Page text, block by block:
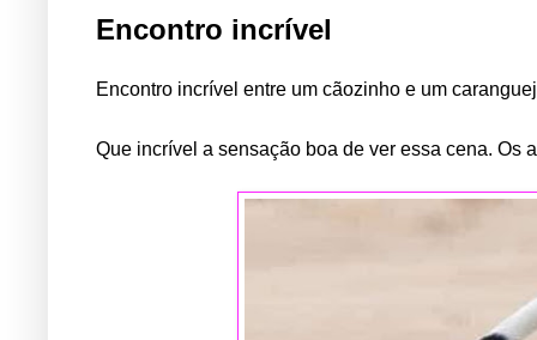
Encontro incrível
Encontro incrível entre um cãozinho e um
Que incrível a sensação boa de ver essa cena. Os